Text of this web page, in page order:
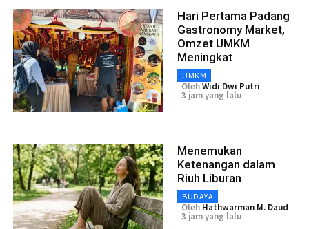
Hari Pertama Padang
Gastronomy Market,
Omzet UMKM
Meningkat
UMKM
OlehWidi Dwi Putri
3 jam yang lalu
Menemukan
Ketenangan dalam
Riuh Liburan
BUDAYA
Oleh Hathwarman M. Daud
3 jam yang lalu